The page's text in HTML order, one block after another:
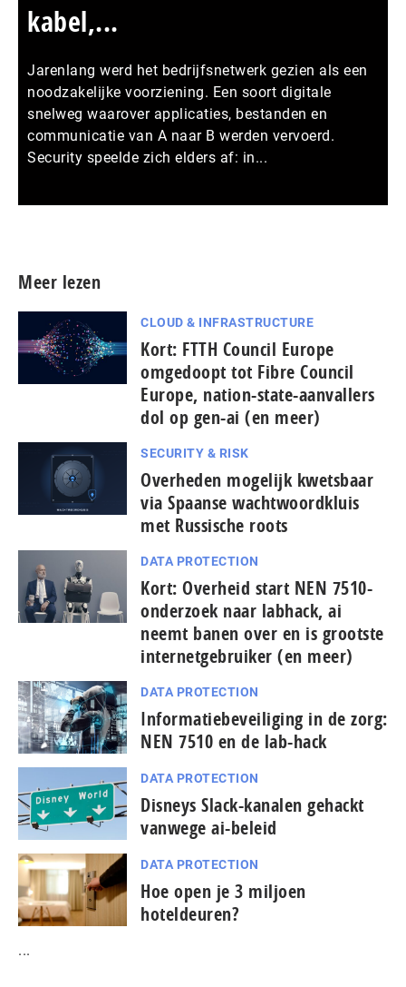
kabel,...
Jarenlang werd het bedrijfsnetwerk gezien als een
noodzakelijke voorziening. Een soort digitale
snelweg waarover applicaties, bestanden en
communicatie van A naar B werden vervoerd.
Security speelde zich elders af: in...
Meer lezen
CLOUD & INFRASTRUCTURE
Kort: FTTH Council Europe
omgedoopt tot Fibre Council
Europe, nation-state-aanvallers
dol op gen-ai (en meer)
SECURITY & RISK
Overheden mogelijk kwetsbaar
via Spaanse wachtwoordkluis
met Russische roots
DATA PROTECTION
Kort: Overheid start NEN 7510-
onderzoek naar labhack, ai
neemt banen over en is grootste
internetgebruiker (en meer)
DATA PROTECTION
Informatiebeveiliging in de zorg:
NEN 7510 en de lab-hack
DATA PROTECTION
Disneys Slack-kanalen gehackt
vanwege ai-beleid
DATA PROTECTION
Hoe open je 3 miljoen
hoteldeuren?
...